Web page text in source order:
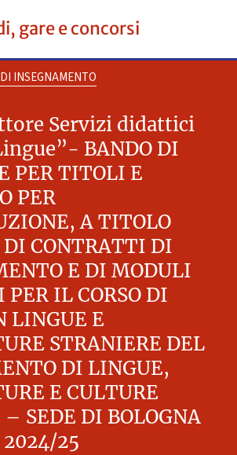
gare e concorsi
INSEGNAMENTO
Servizi didattici
BANDO DI
PER TITOLI E
PER
A TITOLO
DI CONTRATTI DI
E DI MODULI
IL CORSO DI
LINGUE E
STRANIERE DEL
DI LINGUE,
E CULTURE
SEDE DI BOLOGNA
2024/25